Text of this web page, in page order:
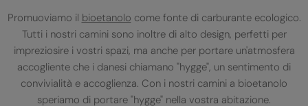
Promuoviamo il bioetanolo come fonte di carburante ecologico.
Tutti i nostri camini sono inoltre di alto design, perfetti per
impreziosire i vostri spazi, ma anche per portare un'atmosfera
accogliente che i danesi chiamano "hygge", un sentimento di
convivialità e accoglienza. Con i nostri camini a bioetanolo
speriamo di portare "hygge" nella vostra abitazione.